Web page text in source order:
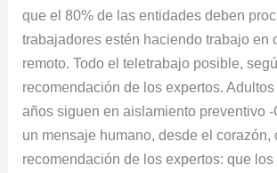
que el 80% de las entidades deben
trabajadores estén haciendo trabajo en
remoto. Todo el teletrabajo posible,
recomendación de los expertos.
años siguen en aislamiento preventivo
un mensaje humano, desde el corazón,
recomendación de los expertos: que